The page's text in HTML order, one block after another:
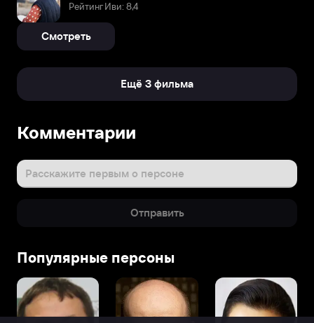
Рейтинг Иви: 8,4
Смотреть
Ещё 3 фильма
Комментарии
Расскажите первым о персоне
Отправить
Популярные персоны